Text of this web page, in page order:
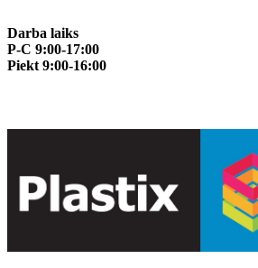
Darba laiks
P-C 9:00-17:00
Piekt 9:00-16:00